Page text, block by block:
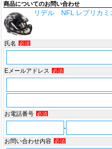
商品についてのお問い合わせ
リデル NFL レプリカ
氏名 必須
Eメールアドレス 必須
お電話番号 必須
-
お問い合わせ内容 必須
ミッチェル＆ネス（Mitchell &
ポータフォン（PORTAPHONE）
ギルマンギア（Gilman Gear）
サムプロ（ThumbPRO）